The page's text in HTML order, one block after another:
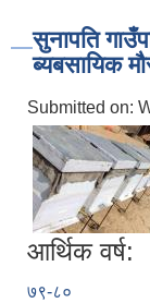
सुनापति
ब्यबसायिक
Submitted on:
आर्थिक वर्ष:
७९-८०